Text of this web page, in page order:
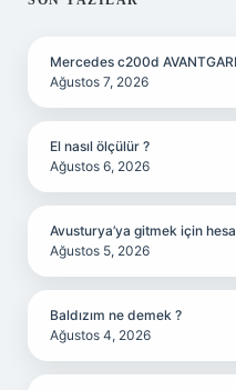
SIDEBAR
Mercedes c200d
Ağustos 7, 2026
El nasıl ölçülür ?
Ağustos 6, 2026
Avusturya’ya gitmek için
Ağustos 5, 2026
Baldızım ne demek ?
Ağustos 4, 2026